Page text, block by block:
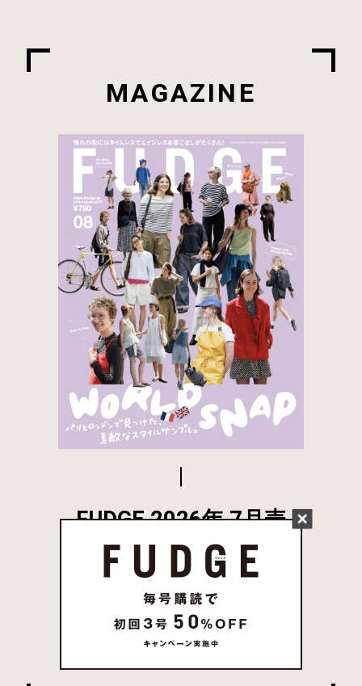
MAGAZINE
FUDGE 2026年 7月売
り 発売中
試し読み
姉妹誌一覧はこちら